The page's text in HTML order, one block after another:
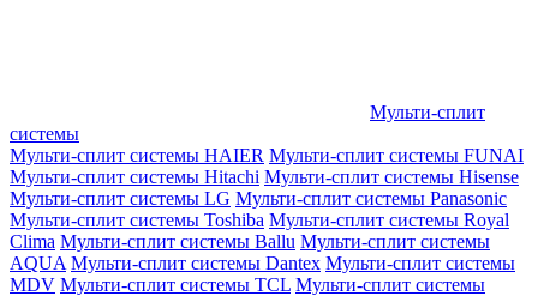
Мульти-сплит
системы
Мульти-сплит системы HAIER Мульти-сплит системы FUNAI
Мульти-сплит системы Hitachi Мульти-сплит системы Hisense
Мульти-сплит системы LG Мульти-сплит системы Panasonic
Мульти-сплит системы Toshiba Мульти-сплит системы Royal
Clima Мульти-сплит системы Ballu Мульти-сплит системы
AQUA Мульти-сплит системы Dantex Мульти-сплит системы
MDV Мульти-сплит системы TCL Мульти-сплит системы